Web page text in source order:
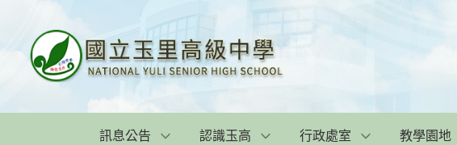
訊息公告 認識玉高 行政處室 教學園地